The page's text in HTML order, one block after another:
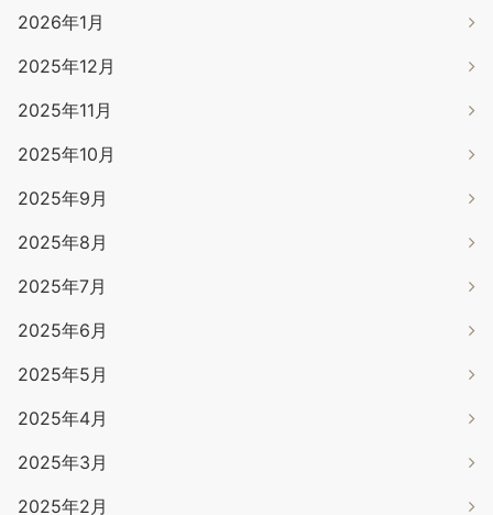
2026年1月
2025年12月
2025年11月
2025年10月
2025年9月
2025年8月
2025年7月
2025年6月
2025年5月
2025年4月
2025年3月
2025年2月